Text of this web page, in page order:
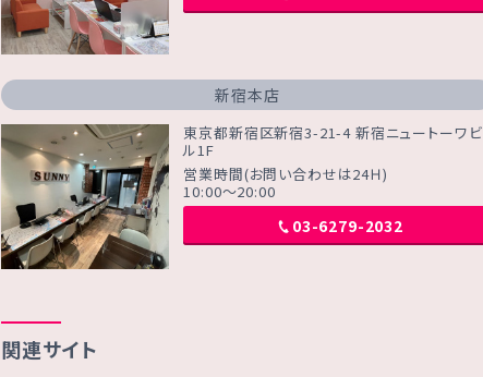
新宿本店
東京都新宿区新宿3-21-4 新宿ニュートーワビ
ル1F
営業時間(お問い合わせは24Ｈ)
10:00～20:00
03-6279-2032
関連サイト